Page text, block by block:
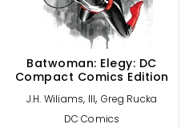
Batwoman: Elegy: DC
Compact Comics Edition
J.H. Wiliams, III,Greg Rucka
DC Comics